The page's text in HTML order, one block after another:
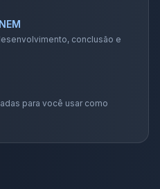
conclusão e
para você usar como